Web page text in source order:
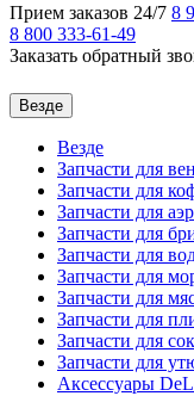
Прием заказов 24/7 8
8 800 333-61-49
Заказать обратный
Везде
Везде
Запчасти для
Запчасти для
Запчасти для
Запчасти для
Запчасти для
Запчасти для
Запчасти для
Запчасти для
Запчасти для
Запчасти для
Аксессуары